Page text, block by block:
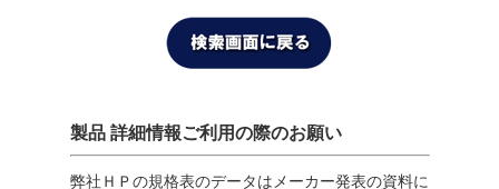
製品 詳細情報ご利用の際のお願い
弊社ＨＰの規格表のデータはメーカー発表の資料に